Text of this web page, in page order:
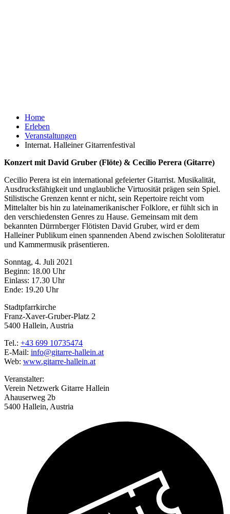
Home
Erleben
Veranstaltungen
Internat. Halleiner Gitarrenfestival
Konzert mit David Gruber (Flöte) & Cecilio Perera (Gitarre)
Cecilio Perera ist ein international gefeierter Gitarrist. Musikalität,
Ausdrucksfähigkeit und unglaubliche Virtuosität prägen sein Spiel.
Stilistische Grenzen kennt er nicht, sein Repertoire reicht vom
Mittelalter bis hin zu lateinamerikanischer Folklore, er fühlt sich in
den verschiedensten Genres zu Hause. Gemeinsam mit dem
bekannten Dürrnberger Flötisten David Gruber, wird er dem
Halleiner Publikum einen spannenden Abend zwischen Sololiteratur
und Kammermusik präsentieren.
Sonntag, 4. Juli 2021
Beginn: 18.00 Uhr
Einlass: 17.30 Uhr
Ende: 19.20 Uhr
Stadtpfarrkirche
Franz-Xaver-Gruber-Platz 2
5400 Hallein, Austria
Tel.: +43 699 10735474
E-Mail: info@gitarre-hallein.at
Web: www.gitarre-hallein.at
Veranstalter:
Verein Netzwerk Gitarre Hallein
Ahauserweg 2b
5400 Hallein, Austria